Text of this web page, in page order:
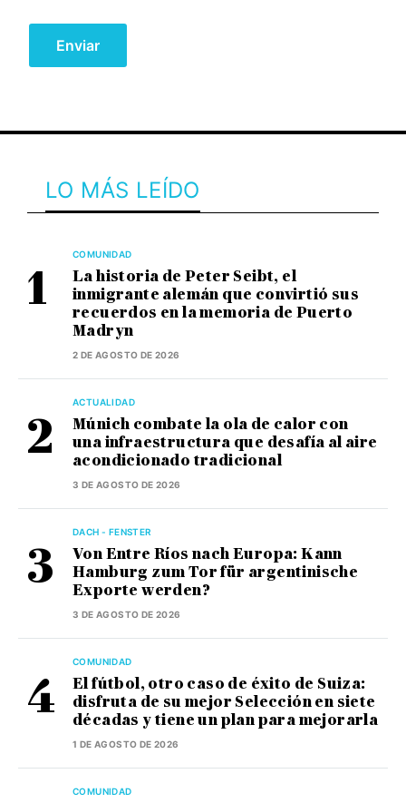
LO MÁS LEÍDO
COMUNIDAD
La historia de Peter Seibt, el
inmigrante alemán que convirtió sus
recuerdos en la memoria de Puerto
Madryn
2 DE AGOSTO DE 2026
ACTUALIDAD
Múnich combate la ola de calor con
una infraestructura que desafía al aire
acondicionado tradicional
3 DE AGOSTO DE 2026
DACH - FENSTER
Von Entre Ríos nach Europa: Kann
Hamburg zum Tor für argentinische
Exporte werden?
3 DE AGOSTO DE 2026
COMUNIDAD
El fútbol, otro caso de éxito de Suiza:
disfruta de su mejor Selección en siete
décadas y tiene un plan para mejorarla
1 DE AGOSTO DE 2026
COMUNIDAD